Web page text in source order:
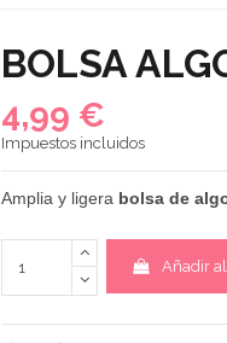
BOLSA
4,99 €
Impuestos incluidos
Amplia y ligera bolsa de
Añadir